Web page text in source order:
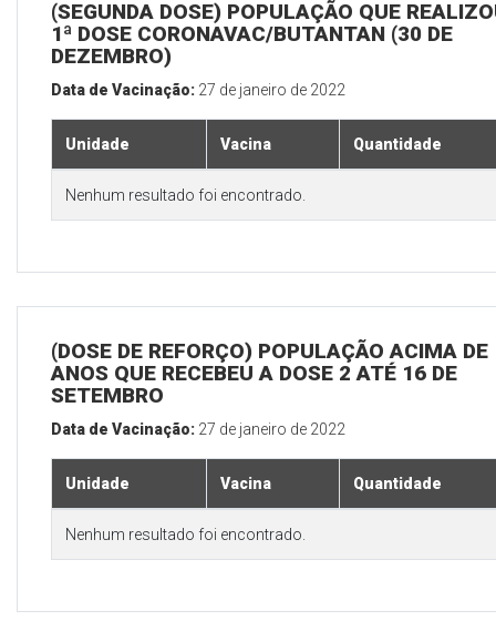
(SEGUNDA DOSE) POPULAÇÃO QUE
1ª DOSE CORONAVAC/BUTANTAN (30 DE
DEZEMBRO)
Data de Vacinação: 27 de janeiro de 2022
Unidade Vacina Quantidade
Nenhum resultado foi encontrado.
(DOSE DE REFORÇO) POPULAÇÃO ACIMA DE
ANOS QUE RECEBEU A DOSE 2 ATÉ 16 DE
SETEMBRO
Data de Vacinação: 27 de janeiro de 2022
Unidade Vacina Quantidade
Nenhum resultado foi encontrado.